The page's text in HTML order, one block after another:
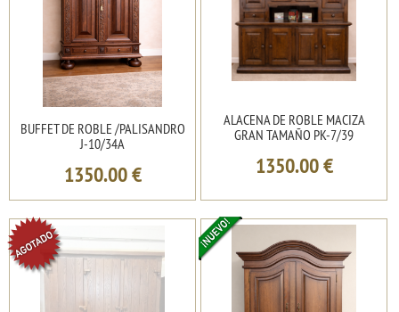
BUFFET DE ROBLE /PALISANDRO
J-10/34A
1350.00€
ALACENA DE ROBLE MACIZA
GRAN TAMAÑO PK-7/39
1350.00€